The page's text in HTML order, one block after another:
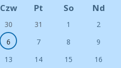
Czw Pt So Nd
30 31 1
2
6 7 8
9
13 14 15
16